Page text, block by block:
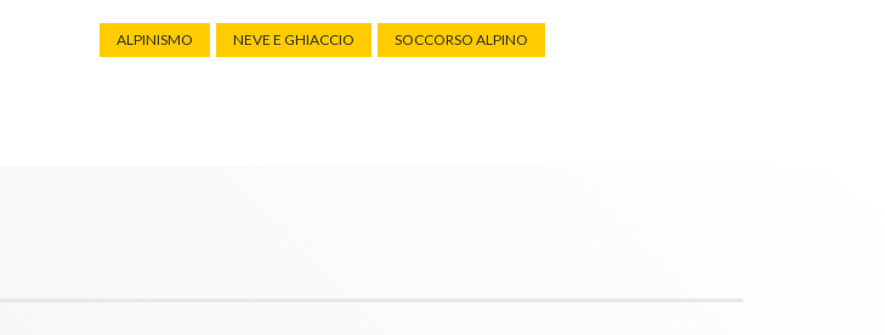
ALPINISMO NEVE E GHIACCIO SOCCORSO ALPINO